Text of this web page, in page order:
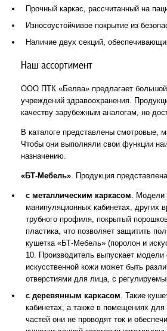
Прочный каркас, рассчитанный на
Износоустойчивое покрытие из
Наличие двух секций,
Наш ассортимент
ООО ПТК «Белва» предлагает большой
учреждений здравоохранения.
качеству зарубежным аналогам, но
В каталоге представлены смотровые,
Чтобы они выполняли свои функции
назначению.
«БТ-Мебель». Продукция
с металлическим каркасом. Модели
манипуляционных кабинетах, других
трубного профиля, покрытый
пластика, что позволяет защитить
кушетка «БТ-Мебель» (поролон и
10. Производитель выпускает
искусственной кожи может быть
отверстиями для лица, с
с деревянным каркасом. Такие
кабинетах, а также в помещениях
частей они не проводят ток и